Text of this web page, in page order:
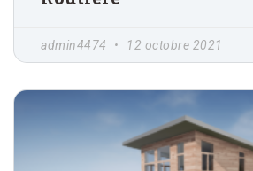
admin4474 12 octobre 2021